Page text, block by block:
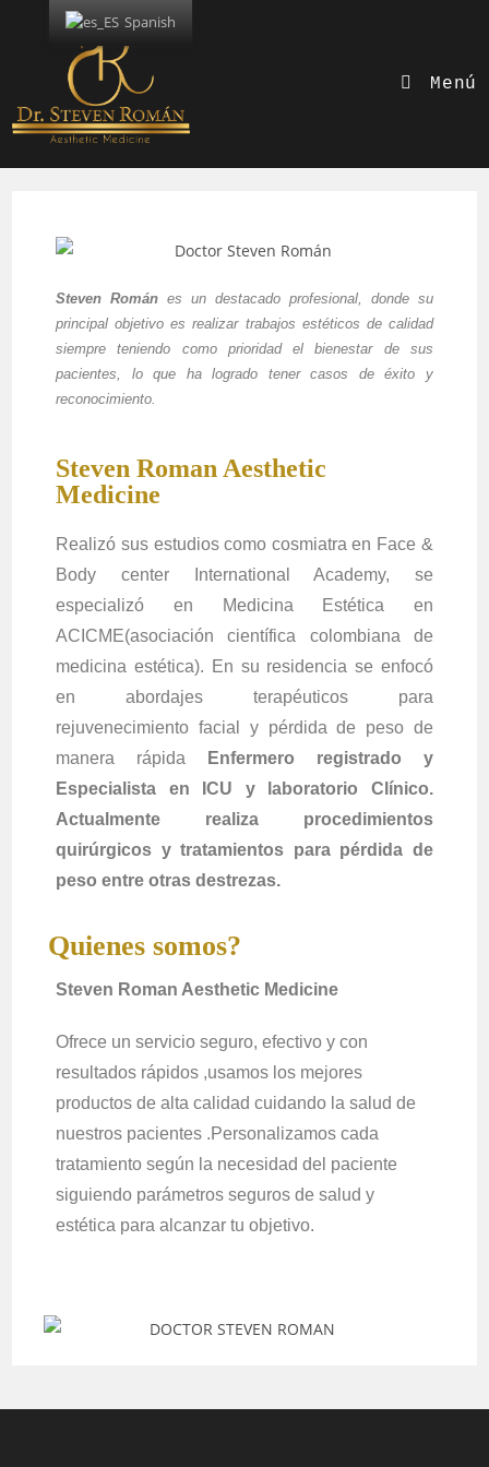
Menú
Steven Román es un destacado profesional, donde su
principal objetivo es realizar trabajos estéticos de calidad
siempre teniendo como prioridad el bienestar de sus
pacientes, lo que ha logrado tener casos de éxito y
reconocimiento.
Steven Roman Aesthetic
Medicine
Realizó sus estudios como cosmiatra en Face &
Body center International Academy, se
especializó en Medicina Estética en
ACICME(asociación científica colombiana de
medicina estética). En su residencia se enfocó
en abordajes terapéuticos para
rejuvenecimiento facial y pérdida de peso de
manera rápida
Enfermero registrado y
Especialista en ICU y laboratorio Clínico.
Actualmente realiza procedimientos
quirúrgicos y tratamientos para pérdida de
peso entre otras destrezas.
Quienes somos?
Steven Roman Aesthetic Medicine
Ofrece un servicio seguro, efectivo y con
resultados rápidos ,usamos los mejores
productos de alta calidad cuidando la salud de
nuestros pacientes .Personalizamos cada
tratamiento según la necesidad del paciente
siguiendo parámetros seguros de salud y
estética para alcanzar tu objetivo.
Spanish